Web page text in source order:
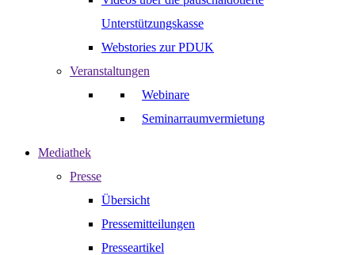
Unterstützungskasse
Webstories zur PDUK
Veranstaltungen
Webinare
Seminarraumvermietung
Mediathek
Presse
Übersicht
Pressemitteilungen
Presseartikel